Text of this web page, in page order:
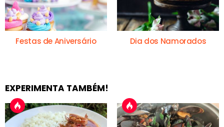
Festas de Aniversário Dia dos Namorados
EXPERIMENTA TAMBÉM!